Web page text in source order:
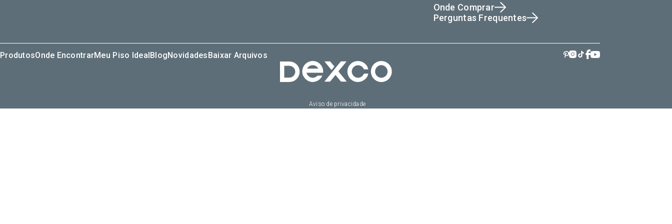
Onde Comprar
Perguntas Frequentes
ProdutosOnde EncontrarMeu Piso IdealBlogNovidadesBaixar Arquivos
Aviso de privacidade